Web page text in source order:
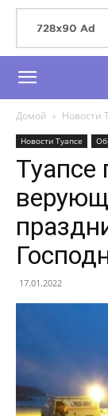
Домой Новости
Новости Туапсе
Туапсе
17.01.2022